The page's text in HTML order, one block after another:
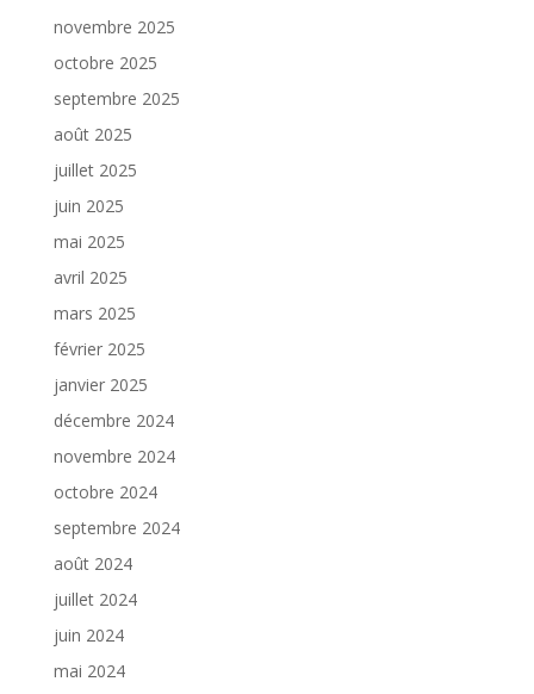
novembre 2025
octobre 2025
septembre 2025
août 2025
juillet 2025
juin 2025
mai 2025
avril 2025
mars 2025
février 2025
janvier 2025
décembre 2024
novembre 2024
octobre 2024
septembre 2024
août 2024
juillet 2024
juin 2024
mai 2024